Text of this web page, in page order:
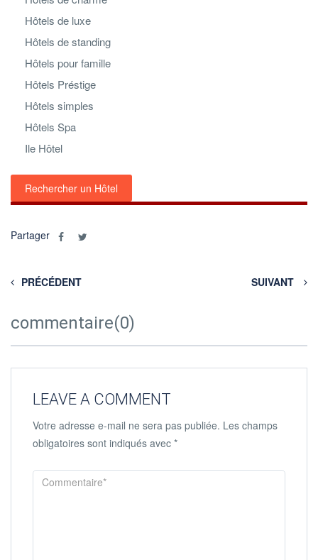
Hôtels de luxe
Hôtels de standing
Hôtels pour famille
Hôtels Préstige
Hôtels simples
Hôtels Spa
Ile Hôtel
Rechercher un Hôtel
Partager
PRÉCÉDENT SUIVANT
commentaire(0)
LEAVE A COMMENT
Votre adresse e-mail ne sera pas publiée. Les champs
obligatoires sont indiqués avec *